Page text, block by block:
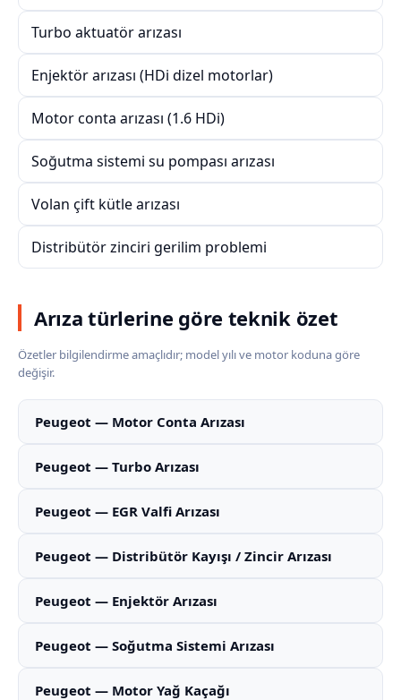
Turbo aktuatör arızası
Enjektör arızası (HDi dizel motorlar)
Motor conta arızası (1.6 HDi)
Soğutma sistemi su pompası arızası
Volan çift kütle arızası
Distribütör zinciri gerilim problemi
Arıza türlerine göre teknik özet
Özetler bilgilendirme amaçlıdır; model yılı ve motor koduna göre
değişir.
Peugeot — Motor Conta Arızası
Peugeot — Turbo Arızası
Peugeot — EGR Valfi Arızası
Peugeot — Distribütör Kayışı / Zincir Arızası
Peugeot — Enjektör Arızası
Peugeot — Soğutma Sistemi Arızası
Peugeot — Motor Yağ Kaçağı